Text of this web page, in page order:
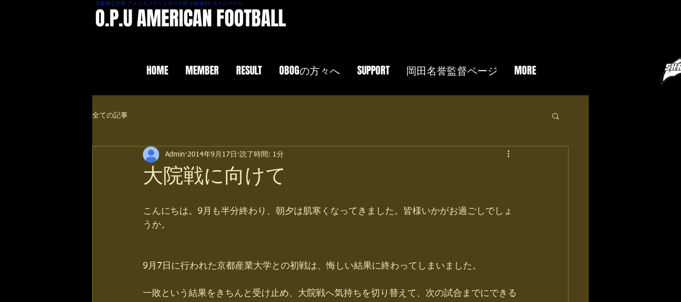
O.P.U AMERICAN FOOTBALL
大阪府立大学 アメリカンフットボール部 SHRIKES ホームページ
HOME MEMBER RESULT OBOGの方々へ SUPPORT 岡田名誉監督ページ MORE
全ての記事
大院戦に向けて
Admin 2014年9月17日 読了時間: 1分
こんにちは。9月も半分終わり、朝夕は肌寒くなってきました。皆様いかがお過ごしでしょ
うか。
9月7日に行われた京都産業大学との初戦は、悔しい結果に終わってしまいました。
一敗という結果をきちんと受け止め、大院戦へ気持ちを切り替えて、次の試合までにできる